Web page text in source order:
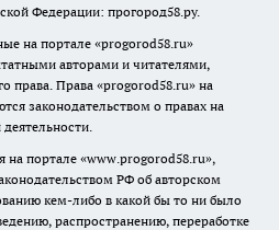
Федерации: прогород58.ру.
на портале «progorod58.ru»
авторами и читателями,
права. Права «progorod58.ru» на
законодательством о правах на
на портале «www.progorod58.ru»,
РФ об авторском
кем-либо в какой бы то ни было
распространению, переработке